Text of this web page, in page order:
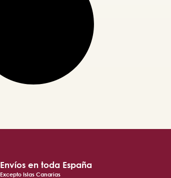
Envíos en toda España
Excepto Islas Canarias